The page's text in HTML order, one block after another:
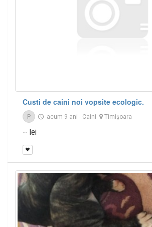
Custi de caini noi vopsite ecologic.
P acum 9 ani - Caini- Timişoara
-- lei